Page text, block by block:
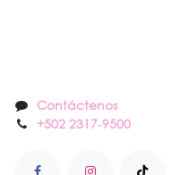
Contáctenos
+502 2317-9500